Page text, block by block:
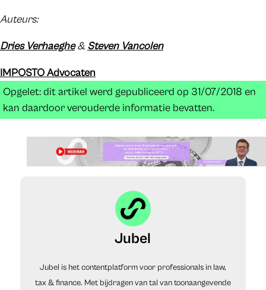
Auteurs:
Dries Verhaeghe&Steven Vancolen
IMPOSTO Advocaten
Opgelet: dit artikel werd gepubliceerd op 31/07/2018 en
kan daardoor verouderde informatie bevatten.
Jubel
Jubel is het contentplatform voor professionals in law,
tax & finance. Met bijdragen van tal van toonaangevende